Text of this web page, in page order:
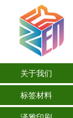
关于我们
标签材料